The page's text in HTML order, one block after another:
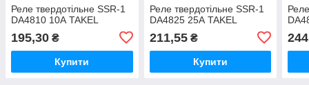
Реле твердотільне SSR-1
DA4810 10А TAKEL
195,30 ₴
Купити
Реле твердотільне SSR-1
DA4825 25А TAKEL
211,55₴
Купити